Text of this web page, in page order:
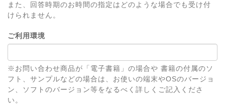
また、回答時期のお時間の指定はどのような場合でも受け付
けられません。
ご利用環境
※お問い合わせ商品が「電子書籍」の場合や 書籍の付属のソ
フト、サンプルなどの場合は、お使いの端末やOSのバージョ
ン、ソフトのバージョン等をなるべく詳しくご記入くださ
い。